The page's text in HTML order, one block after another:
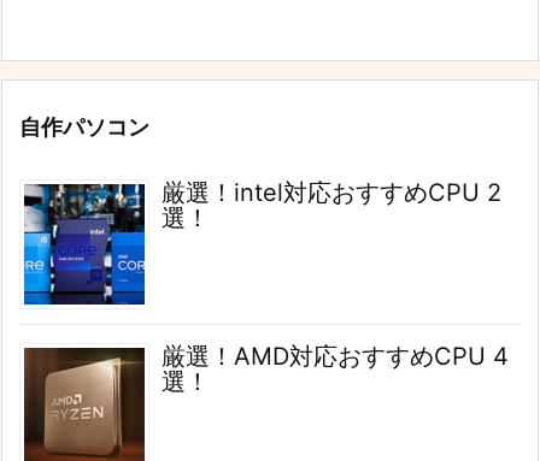
自作パソコン
厳選！intel対応おすすめCPU 2
選！
厳選！AMD対応おすすめCPU 4
選！